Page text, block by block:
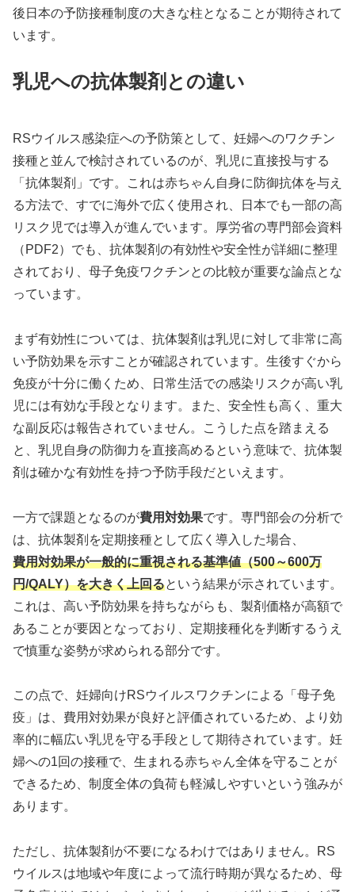
後日本の予防接種制度の大きな柱となることが期待されて
います。
乳児への抗体製剤との違い
RSウイルス感染症への予防策として、妊婦へのワクチン
接種と並んで検討されているのが、乳児に直接投与する
「抗体製剤」です。これは赤ちゃん自身に防御抗体を与え
る方法で、すでに海外で広く使用され、日本でも一部の高
リスク児では導入が進んでいます。厚労省の専門部会資料
（PDF2）でも、抗体製剤の有効性や安全性が詳細に整理
されており、母子免疫ワクチンとの比較が重要な論点とな
っています。
まず有効性については、抗体製剤は乳児に対して非常に高
い予防効果を示すことが確認されています。生後すぐから
免疫が十分に働くため、日常生活での感染リスクが高い乳
児には有効な手段となります。また、安全性も高く、重大
な副反応は報告されていません。こうした点を踏まえる
と、乳児自身の防御力を直接高めるという意味で、抗体製
剤は確かな有効性を持つ予防手段だといえます。
一方で課題となるのが費用対効果です。専門部会の分析で
は、抗体製剤を定期接種として広く導入した場合、
費用対効果が一般的に重視される基準値（500～600万
円/QALY）を大きく上回るという結果が示されています。
これは、高い予防効果を持ちながらも、製剤価格が高額で
あることが要因となっており、定期接種化を判断するうえ
で慎重な姿勢が求められる部分です。
この点で、妊婦向けRSウイルスワクチンによる「母子免
疫」は、費用対効果が良好と評価されているため、より効
率的に幅広い乳児を守る手段として期待されています。妊
婦への1回の接種で、生まれる赤ちゃん全体を守ることが
できるため、制度全体の負荷も軽減しやすいという強みが
あります。
ただし、抗体製剤が不要になるわけではありません。RS
ウイルスは地域や年度によって流行時期が異なるため、母